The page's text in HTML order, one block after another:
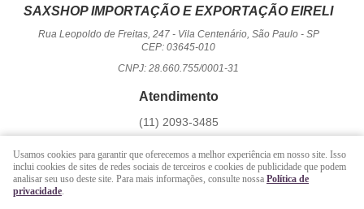
SAXSHOP IMPORTAÇÃO E EXPORTAÇÃO EIRELI
Rua Leopoldo de Freitas, 247- Vila Centenário, São Paulo- SP
CEP: 03645-010
CNPJ: 28.660.755/0001-31
Atendimento
(11) 2093-3485
Seg a Sex - 09 hrs às 17:00 hrs / Sáb - 09 hrs às 13 hrs.
atendimento@saxshop.com.br
Usamos cookies para garantir que oferecemos a melhor experiência em nosso site. Isso
inclui cookies de sites de redes sociais de terceiros e cookies de publicidade que podem
analisar seu uso deste site. Para mais informações, consulte nossa Política de
privacidade.